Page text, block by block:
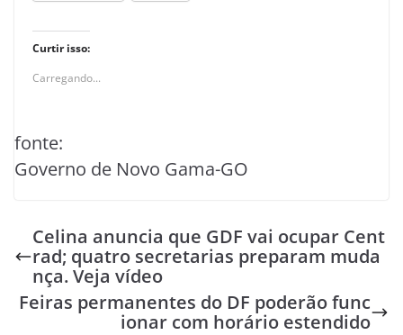
Curtir isso:
Carregando...
fonte:
Governo de Novo Gama-GO
Celina anuncia que GDF vai ocupar Cent
rad; quatro secretarias preparam muda
nça. Veja vídeo
Feiras permanentes do DF poderão func
ionar com horário estendido